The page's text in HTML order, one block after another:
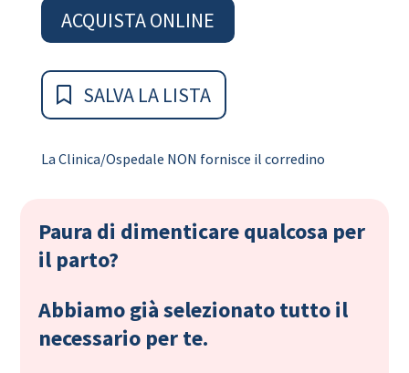
ACQUISTA ONLINE
SALVA LA LISTA
La Clinica/Ospedale NON fornisce il corredino
Paura di dimenticare qualcosa per
il parto?
Abbiamo già selezionato tutto il
necessario per te.